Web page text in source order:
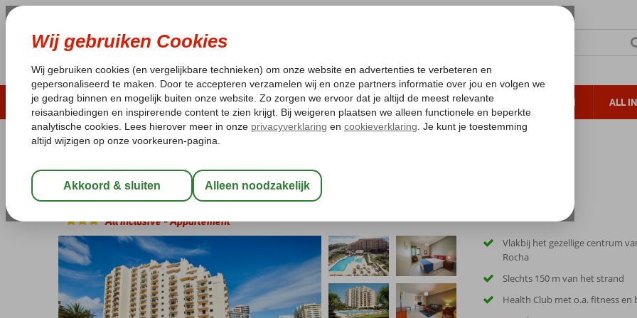
ZOMER 2026 LAST MINUTES WINTERZON ZONVAKANTIES VERRE REIZEN ALL
Laagsteprijsgarantie* Geen fueltoeslag Gratis annuleren*
Home
Portugal Algarve Praia da Rocha Club Amarilis
Club Amarilis
All Inclusive-Appartement
Vlakbij het gezellige centrum
Rocha
Slechts 150 m van het strand
Health Club met o.a. fitness en